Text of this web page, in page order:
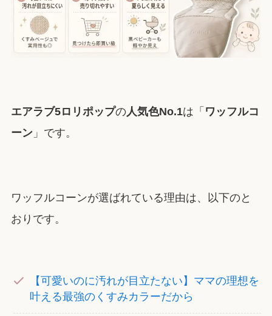
エアラブ5ロリポップの人気色No.1は「 ワッフルコ
ーン」です。
ワッフルコーンが選ばれている理由は、以下のと
おりです。
【可愛いのに汚れが目立たない】ママの理想を
叶える最強のくすみカラーだから